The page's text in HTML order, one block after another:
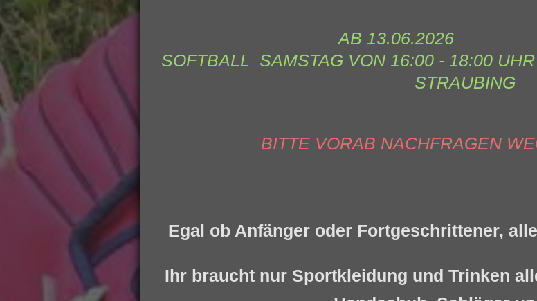
AB
SOFTBALL SAMSTAG VON 16:00 - 18:00
STRAUBING
BITTE VORAB NACHFRAGEN
Egal ob Anfänger oder Fortgeschrittener,
Ihr braucht nur Sportkleidung und Trinken